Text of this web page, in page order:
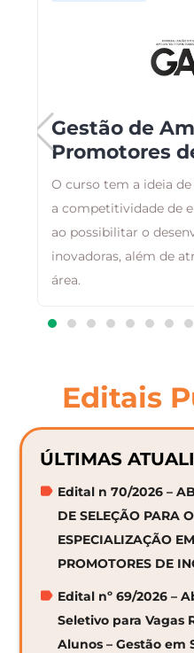
Gestão de
Promotores
O curso tem a ideia
a competitividade de
ao possibilitar o
inovadoras, além de
área.
Editais
ÚLTIMAS
Edital n 70/2026 –
DE SELEÇÃO PARA
ESPECIALIZAÇÃO
PROMOTORES DE
Edital nº 69/2026 –
Seletivo para Vagas
Alunos – Gestão em